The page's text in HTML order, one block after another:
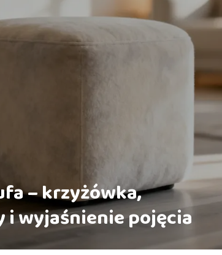
– krzyżówka,
i wyjaśnienie pojęcia